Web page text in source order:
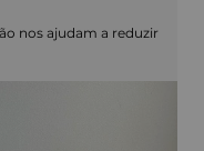
nos ajudam a reduzir